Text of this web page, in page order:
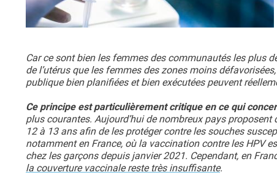
Car ce sont bien les femmes des communautés les plus
de l’utérus que les femmes des zones moins
publique bien planifiées et bien exécutées peuvent
Ce principe est particulièrement critique en ce qui
plus courantes. Aujourd’hui de nombreux pays
12 à 13 ans afin de les protéger contre les souches
notamment en France, où la vaccination contre les HPV
chez les garçons depuis janvier 2021. Cependant, en
la couverture vaccinale reste très insuffisante.